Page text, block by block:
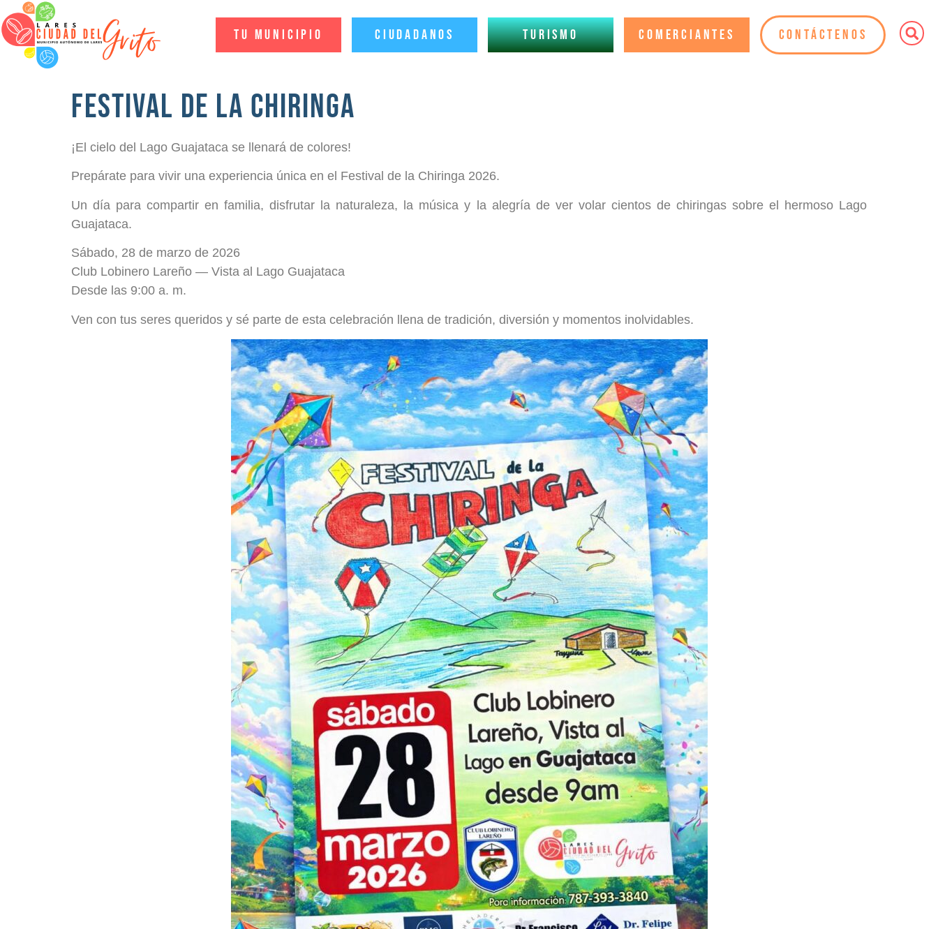
Tu Municipio Ciudadanos Turismo Comerciantes Contáctenos
Festival de la chiringa
¡El cielo del Lago Guajataca se llenará de colores!
Prepárate para vivir una experiencia única en el Festival de la Chiringa 2026.
Un día para compartir en familia, disfrutar la naturaleza, la música y la alegría de ver volar cientos de chiringas sobre el hermoso Lago
Guajataca.
Sábado, 28 de marzo de 2026
Club Lobinero Lareño — Vista al Lago Guajataca
Desde las 9:00 a. m.
Ven con tus seres queridos y sé parte de esta celebración llena de tradición, diversión y momentos inolvidables.